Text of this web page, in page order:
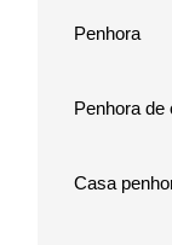
Penhora
Penhora de
Casa